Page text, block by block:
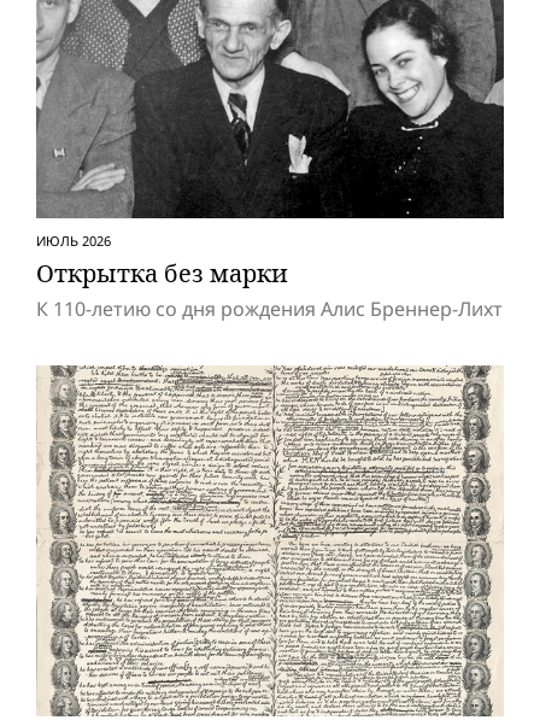
ИЮЛЬ 2026
Открытка без марки
К 110-летию со дня рождения Алис Бреннер-Лихт